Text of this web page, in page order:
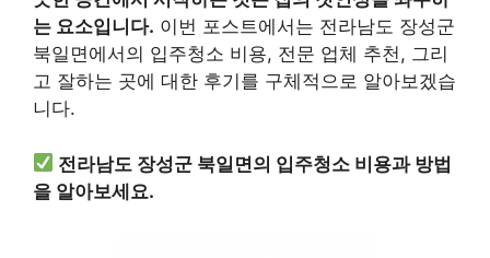
는 요소입니다. 이번 포스트에서는 전라남도 장성군
북일면에서의 입주청소 비용, 전문 업체 추천, 그리
고 잘하는 곳에 대한 후기를 구체적으로 알아보겠습
니다.
전라남도 장성군 북일면의 입주청소 비용과 방법
을 알아보세요.